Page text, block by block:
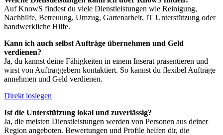
Auf KnowS findest du viele Dienstleistungen wie Reinigung,
Nachhilfe, Betreuung, Umzug, Gartenarbeit, IT Unterstützung oder
handwerkliche Hilfe.
Kann ich auch selbst Aufträge übernehmen und Geld
verdienen?
Ja, du kannst deine Fähigkeiten in einem Inserat präsentieren und
wirst von Auftraggebern kontaktiert. So kannst du flexibel Aufträge
annehmen und Geld verdienen.
Direkt loslegen
Ist die Unterstützung lokal und zuverlässig?
Ja, die meisten Dienstleistungen werden von Personen aus deiner
Region angeboten. Bewertungen und Profile helfen dir, die